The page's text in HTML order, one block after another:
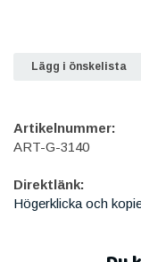
Lägg i önskelista
Artikelnummer:
ART-G-3140
Direktlänk:
Högerklicka och